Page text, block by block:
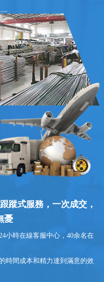
蹤式服務，一次成交，
憂
小時在線客服中心，40余名在
時間成本和精力達到滿意的效